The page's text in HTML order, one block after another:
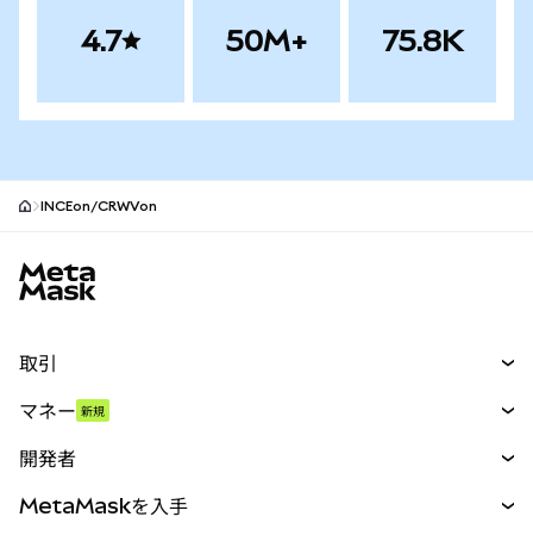
4.7 50M+ 75.8K
INCEon/CRWVon
取引
パーペチュアル
RWA
マネー 新規
開発者
MetaMaskを入手